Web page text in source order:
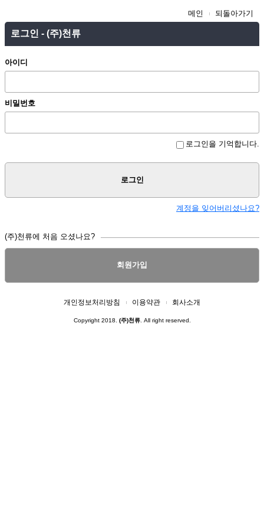
메인 되돌아가기
로그인 - (주)천류
아이디
비밀번호
로그인을 기억합니다.
로그인
계정을 잊어버리셨나요?
(주)천류에 처음 오셨나요?
회원가입
개인정보처리방침 이용약관 회사소개
Copyright 2018. (주)천류. All right reserved.